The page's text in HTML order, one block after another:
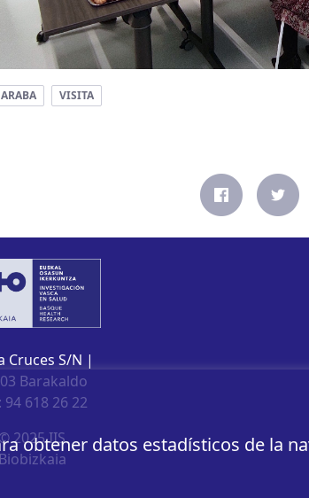
VISITA
Cruces S/N |
Barakaldo
94 618 26 22
2025 IIS
Biobizkaia
obtener datos estadísticos de la